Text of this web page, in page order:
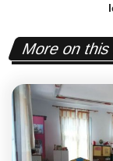
More on